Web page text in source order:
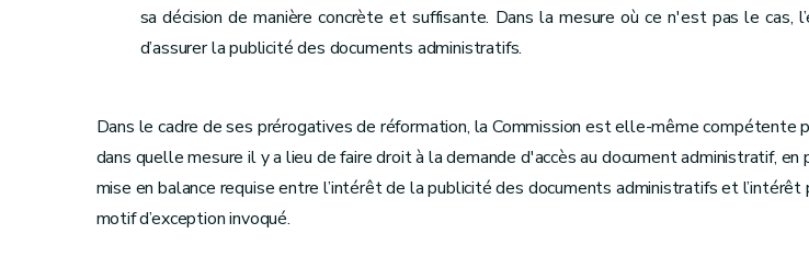
sa décision de manière concrète et suffisante. Dans la mesure où ce n'est pas le cas,
d’assurer la publicité des documents administratifs.
Dans le cadre de ses prérogatives de réformation, la Commission est elle-même compétente
dans quelle mesure il y a lieu de faire droit à la demande d'accès au document administratif, en
mise en balance requise entre l’intérêt de la publicité des documents administratifs et
motif d’exception invoqué.